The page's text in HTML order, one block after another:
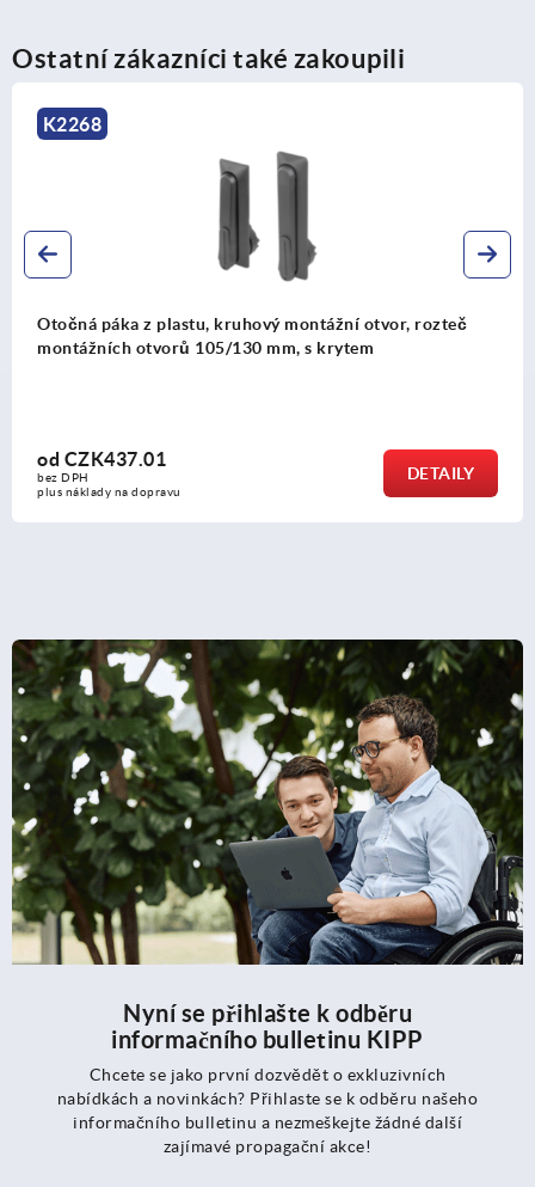
Ostatní zákazníci také zakoupili
K2268
Otočná páka z plastu, kruhový montážní otvor, rozteč
montážních otvorů 105/130 mm, s krytem
od CZK437.01
bez DPH
plus náklady na dopravu
DETAILY
Nyní se přihlašte k odběru
informačního bulletinu KIPP
Chcete se jako první dozvědět o exkluzivních
nabídkách a novinkách? Přihlaste se k odběru našeho
informačního bulletinu a nezmeškejte žádné další
zajímavé propagační akce!